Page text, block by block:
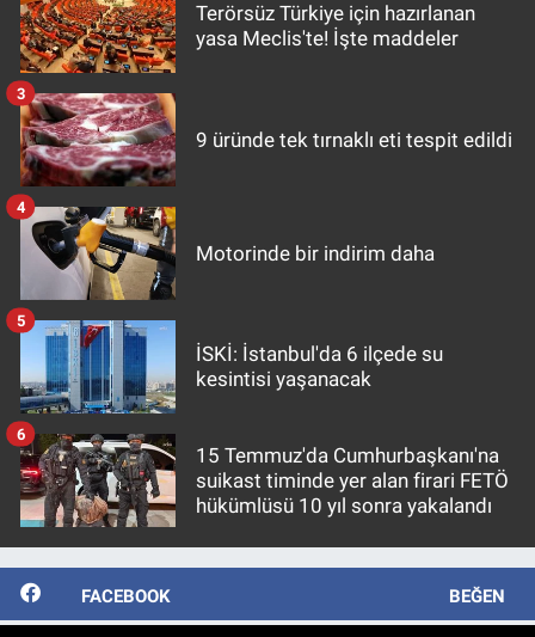
Terörsüz Türkiye için hazırlanan
yasa Meclis'te! İşte maddeler
9 üründe tek tırnaklı eti tespit edildi
3
Motorinde bir indirim daha
4
İSKİ: İstanbul'da 6 ilçede su
kesintisi yaşanacak
5
15 Temmuz'da Cumhurbaşkanı'na
suikast timinde yer alan firari FETÖ
hükümlüsü 10 yıl sonra yakalandı
6
FACEBOOK BEĞEN